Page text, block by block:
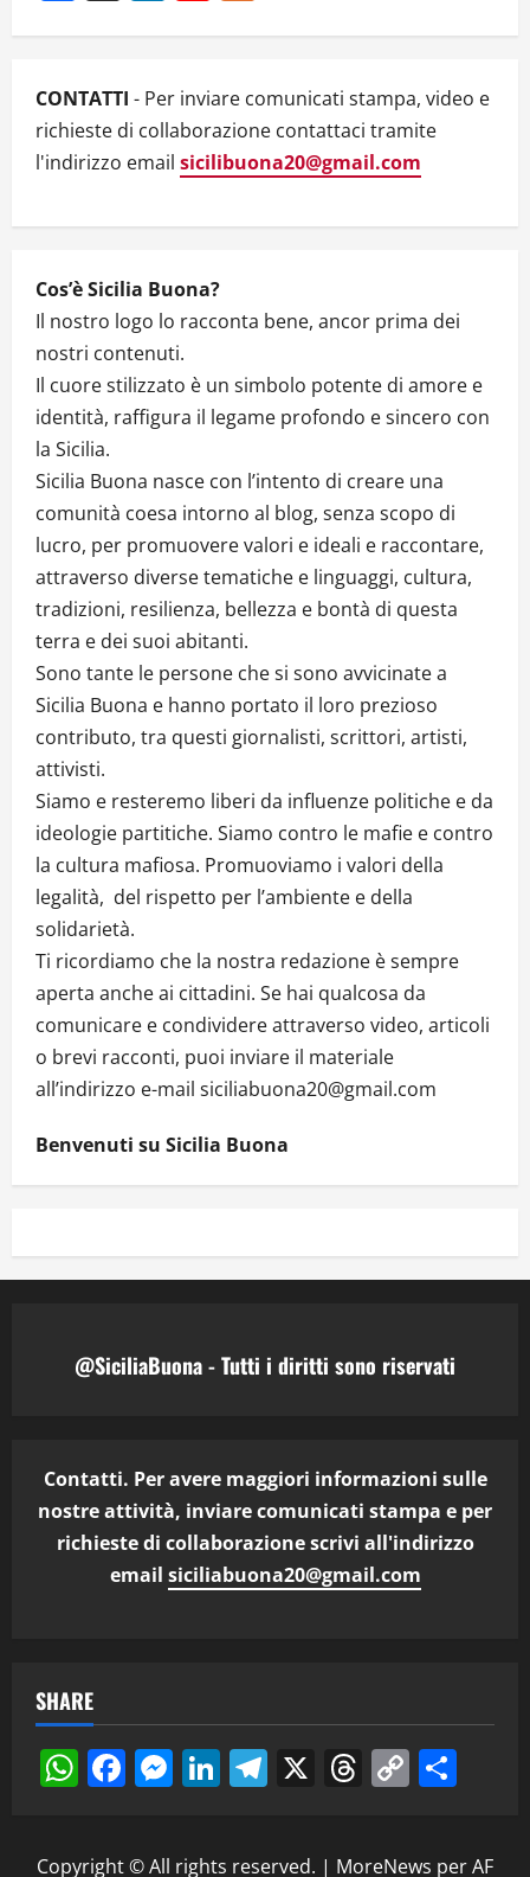
a
t
i
n
CONTATTI - Per inviare comunicati stampa, video e
richieste di collaborazione contattaci tramite
l'indirizzo email sicilibuona20@gmail.com
Cos’è Sicilia Buona?
Il nostro logo lo racconta bene, ancor prima dei
nostri contenuti.
Il cuore stilizzato è un simbolo potente di amore e
identità, raffigura il legame profondo e sincero con
la Sicilia.
Sicilia Buona nasce con l’intento di creare una
comunità coesa intorno al blog, senza scopo di
lucro, per promuovere valori e ideali e raccontare,
attraverso diverse tematiche e linguaggi, cultura,
tradizioni, resilienza, bellezza e bontà di questa
terra e dei suoi abitanti.
Sono tante le persone che si sono avvicinate a
Sicilia Buona e hanno portato il loro prezioso
contributo, tra questi giornalisti, scrittori, artisti,
attivisti.
Siamo e resteremo liberi da influenze politiche e da
ideologie partitiche. Siamo contro le mafie e contro
la cultura mafiosa. Promuoviamo i valori della
legalità, del rispetto per l’ambiente e della
solidarietà.
Ti ricordiamo che la nostra redazione è sempre
aperta anche ai cittadini. Se hai qualcosa da
comunicare e condividere attraverso video, articoli
o brevi racconti, puoi inviare il materiale
all’indirizzo e-mail siciliabuona20@gmail.com
Benvenuti su Sicilia Buona
@SiciliaBuona - Tutti i diritti sono riservati
Contatti. Per avere maggiori informazioni sulle
nostre attività, inviare comunicati stampa e per
richieste di collaborazione scrivi all'indirizzo
email siciliabuona20@gmail.com
SHARE
WhatsApp
Facebook
Messenger
LinkedIn
Telegram
X Threads
Copy
Copyright © All rights reserved. | MoreNews per AF